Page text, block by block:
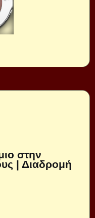
στην
| Διαδρομή